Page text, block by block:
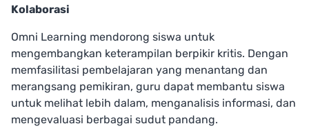
Kolaborasi
Omni Learning mendorong siswa untuk
mengembangkan keterampilan berpikir kritis. Dengan
memfasilitasi pembelajaran yang menantang dan
merangsang pemikiran, guru dapat membantu siswa
untuk melihat lebih dalam, menganalisis informasi, dan
mengevaluasi berbagai sudut pandang.